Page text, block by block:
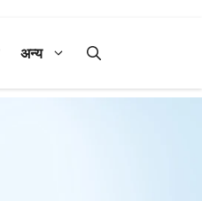
अन्य